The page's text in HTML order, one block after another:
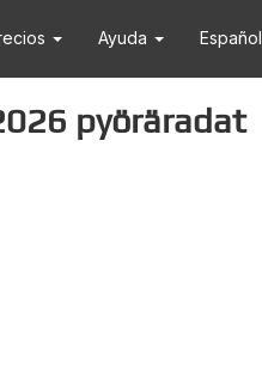
Ayuda Español
pyöräradat